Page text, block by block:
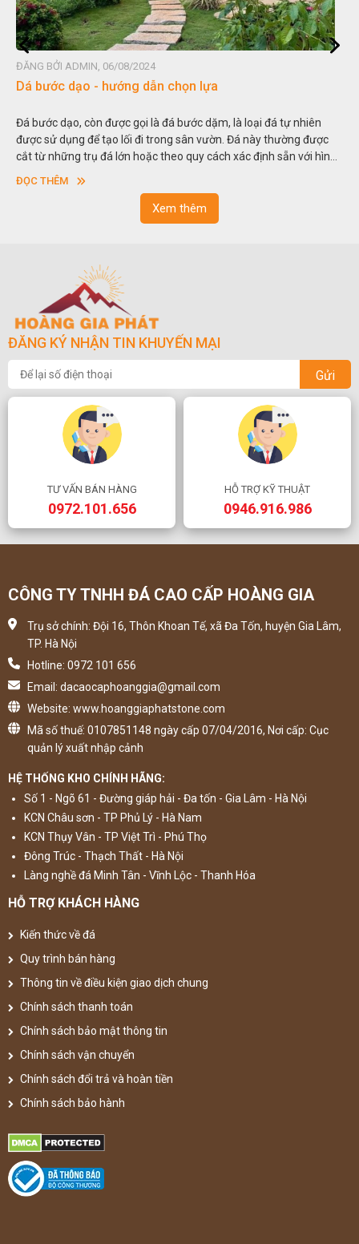
ĐĂNG BỞI ADMIN, 06/08/2024
Dá bước dạo - hướng dẫn chọn lựa
Đá bước dạo, còn được gọi là đá bước dặm, là loại đá tự nhiên
được sử dụng để tạo lối đi trong sân vườn. Đá này thường được
cắt từ những trụ đá lớn hoặc theo quy cách xác định sẵn với hình
vuông hoặc hình chữ nhật và có độ dày khác nhau.
ĐỌC THÊM
Xem thêm
ĐĂNG KÝ NHẬN TIN KHUYẾN MẠI
Gửi
TƯ VẤN BÁN HÀNG
0972.101.656
HỖ TRỢ KỸ THUẬT
0946.916.986
CÔNG TY TNHH ĐÁ CAO CẤP HOÀNG GIA
Trụ sở chính: Đội 16, Thôn Khoan Tế, xã Đa Tốn, huyện Gia Lâm,
TP. Hà Nội
Hotline: 0972 101 656
Email: dacaocaphoanggia@gmail.com
Website: www.hoanggiaphatstone.com
Mã số thuế: 0107851148 ngày cấp 07/04/2016, Nơi cấp: Cục
quản lý xuất nhập cảnh
HỆ THỐNG KHO CHÍNH HÃNG:
Số 1 - Ngõ 61 - Đường giáp hải - Đa tốn - Gia Lâm - Hà Nội
KCN Châu sơn - TP Phủ Lý - Hà Nam
KCN Thụy Vân - TP Việt Trì - Phú Thọ
Đông Trúc - Thạch Thất - Hà Nội
Làng nghề đá Minh Tân - Vĩnh Lộc - Thanh Hóa
HỖ TRỢ KHÁCH HÀNG
Kiến thức về đá
Quy trình bán hàng
Thông tin về điều kiện giao dịch chung
Chính sách thanh toán
Chính sách bảo mật thông tin
Chính sách vận chuyển
Chính sách đổi trả và hoàn tiền
Chính sách bảo hành